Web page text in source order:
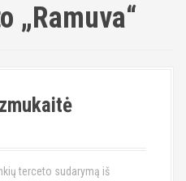
„Ramuva“
terceto sudarymą iš